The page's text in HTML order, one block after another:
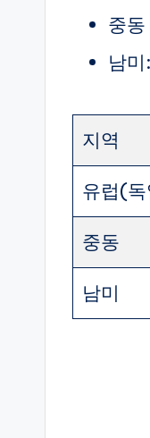
중
남
지역
유럽(
중동
남미